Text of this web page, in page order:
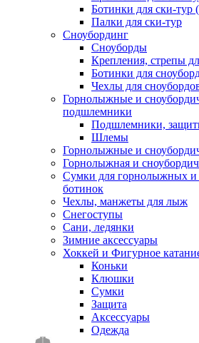
Ботинки для ски-тур
Палки для ски-тур
Сноубординг
Сноуборды
Крепления, стрепы
Ботинки для
Чехлы для
Горнолыжные и
подшлемники
Подшлемники,
Шлемы
Горнолыжные и
Горнолыжная и
Сумки для горнолыжных и
ботинок
Чехлы, манжеты для лыж
Снегоступы
Сани, ледянки
Зимние аксессуары
Хоккей и Фигурное
Коньки
Клюшки
Сумки
Защита
Аксессуары
Одежда